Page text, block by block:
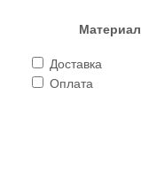
Материал
Доставка
Оплата